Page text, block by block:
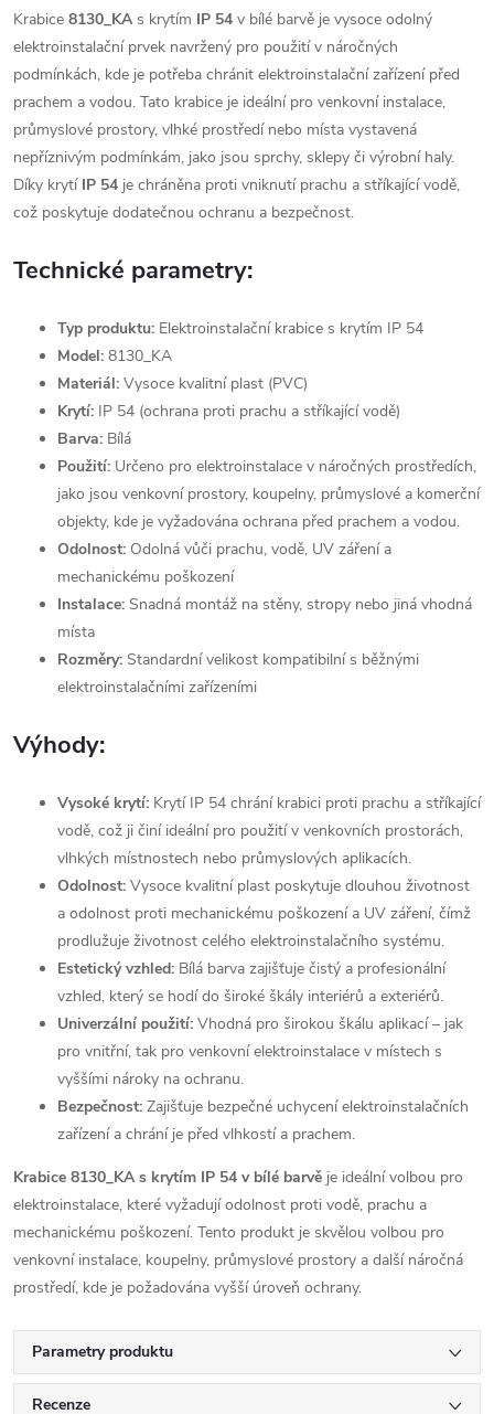
Krabice 8130_KAs krytím IP 54 v bílé barvě je vysoce odolný
elektroinstalační prvek navržený pro použití v náročných
podmínkách, kde je potřeba chránit elektroinstalační zařízení před
prachem a vodou. Tato krabice je ideální pro venkovní instalace,
průmyslové prostory, vlhké prostředí nebo místa vystavená
nepříznivým podmínkám, jako jsou sprchy, sklepy či výrobní haly.
Díky krytí IP 54 je chráněna proti vniknutí prachu a stříkající vodě,
což poskytuje dodatečnou ochranu a bezpečnost.
Technické parametry:
Typ produktu: Elektroinstalační krabice s krytím IP 54
Model: 8130_KA
Materiál: Vysoce kvalitní plast (PVC)
Krytí: IP 54 (ochrana proti prachu a stříkající vodě)
Barva: Bílá
Použití: Určeno pro elektroinstalace v náročných prostředích,
jako jsou venkovní prostory, koupelny, průmyslové a komerční
objekty, kde je vyžadována ochrana před prachem a vodou.
Odolnost: Odolná vůči prachu, vodě, UV záření a
mechanickému poškození
Instalace: Snadná montáž na stěny, stropy nebo jiná vhodná
místa
Rozměry: Standardní velikost kompatibilní s běžnými
elektroinstalačními zařízeními
Výhody:
Vysoké krytí: Krytí IP 54 chrání krabici proti prachu a stříkající
vodě, což ji činí ideální pro použití v venkovních prostorách,
vlhkých místnostech nebo průmyslových aplikacích.
Odolnost: Vysoce kvalitní plast poskytuje dlouhou životnost
a odolnost proti mechanickému poškození a UV záření, čímž
prodlužuje životnost celého elektroinstalačního systému.
Estetický vzhled: Bílá barva zajišťuje čistý a profesionální
vzhled, který se hodí do široké škály interiérů a exteriérů.
Univerzální použití: Vhodná pro širokou škálu aplikací – jak
pro vnitřní, tak pro venkovní elektroinstalace v místech s
vyššími nároky na ochranu.
Bezpečnost: Zajišťuje bezpečné uchycení elektroinstalačních
zařízení a chrání je před vlhkostí a prachem.
Krabice 8130_KA s krytím IP 54 v bílé barvě je ideální volbou pro
elektroinstalace, které vyžadují odolnost proti vodě, prachu a
mechanickému poškození. Tento produkt je skvělou volbou pro
venkovní instalace, koupelny, průmyslové prostory a další náročná
prostředí, kde je požadována vyšší úroveň ochrany.
Parametry produktu
Recenze